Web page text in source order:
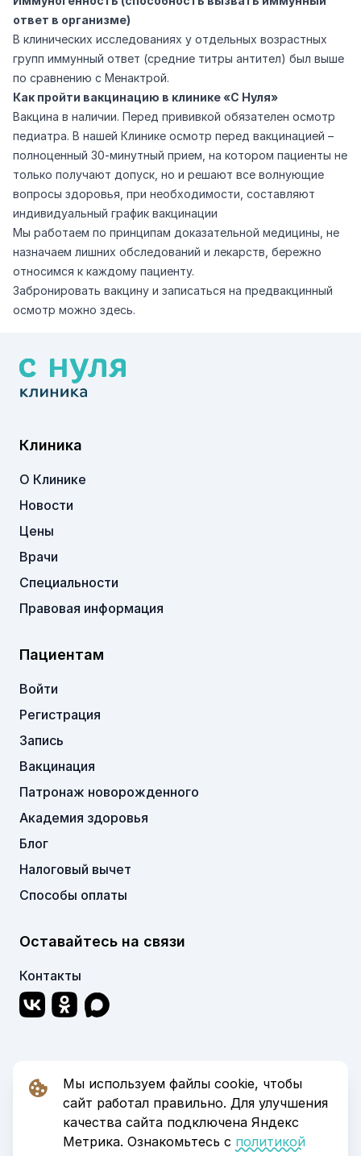
ответ в организме)
В клинических исследованиях у отдельных возрастных
групп иммунный ответ (средние титры антител) был выше
по сравнению с Менактрой.
Как пройти вакцинацию в клинике «С Нуля»
Вакцина в наличии. Перед прививкой обязателен осмотр
педиатра. В нашей Клинике осмотр перед вакцинацией –
полноценный 30-минутный прием, на котором пациенты не
только получают допуск, но и решают все волнующие
вопросы здоровья, при необходимости, составляют
индивидуальный график вакцинации
Мы работаем по принципам доказательной медицины, не
назначаем лишних обследований и лекарств, бережно
относимся к каждому пациенту.
Забронировать вакцину и записаться на предвакцинный
осмотр можно здесь.
Клиника
О Клинике
Новости
Цены
Врачи
Специальности
Правовая информация
Пациентам
Войти
Регистрация
Запись
Вакцинация
Патронаж новорожденного
Академия здоровья
Блог
Налоговый вычет
Способы оплаты
Оставайтесь на связи
Контакты
© 2006-2026 Клиника «С Нуля». Все права
защищены.
Политика в отношении обработки
Мы используем файлы cookie, чтобы
сайт работал правильно. Для улучшения
качества сайта подключена Яндекс
Метрика. Ознакомьтесь с политикой